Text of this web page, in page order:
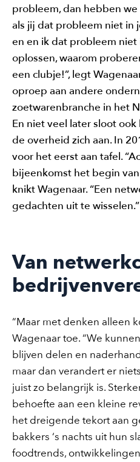
probleem, dan hebben
als jij dat probleem niet in
en en ik dat probleem
oplossen, waarom
een clubje!”, legt
oproep aan andere
zoetwarenbranche in het
En niet veel later sloot
de overheid zich aan. In
voor het eerst aan tafel.
bijeenkomst het begin van
knikt Wagenaar. “Een
gedachten uit te wisselen.”
Van
“Maar met denken alleen
Wagenaar toe. “We
blijven delen en
maar dan verandert er
juist zo belangrijk is.
behoefte aan een kleine
het dreigende tekort aan
bakkers ‘s nachts uit hun
foodtrends,